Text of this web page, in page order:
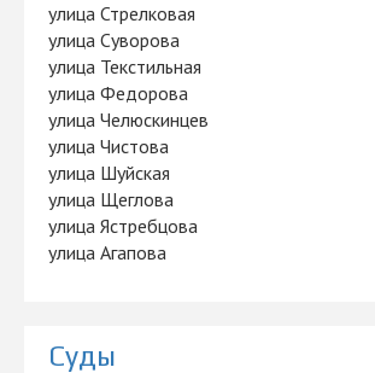
улица Стрелковая
улица Суворова
улица Текстильная
улица Федорова
улица Челюскинцев
улица Чистова
улица Шуйская
улица Щеглова
улица Ястребцова
улица Агапова
Суды